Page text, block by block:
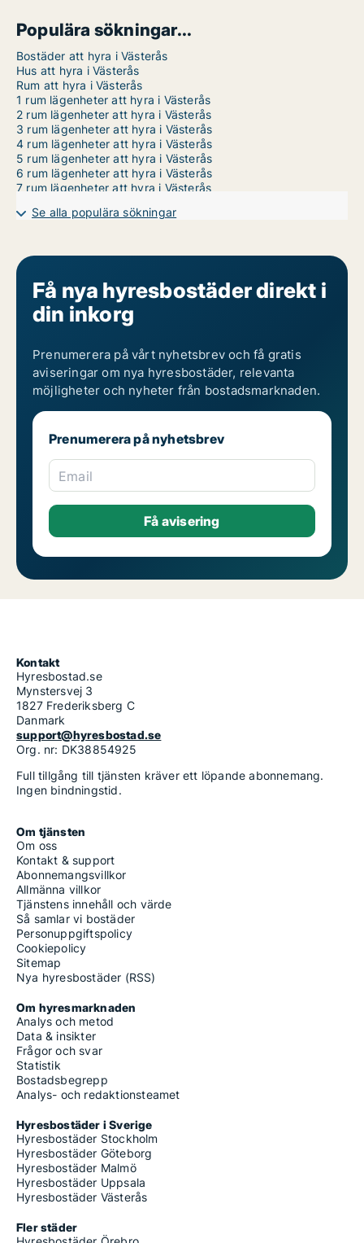
Populära sökningar...
Bostäder att hyra i Västerås
Hus att hyra i Västerås
Rum att hyra i Västerås
1 rum lägenheter att hyra i Västerås
2 rum lägenheter att hyra i Västerås
3 rum lägenheter att hyra i Västerås
4 rum lägenheter att hyra i Västerås
5 rum lägenheter att hyra i Västerås
6 rum lägenheter att hyra i Västerås
7 rum lägenheter att hyra i Västerås
Se alla populära sökningar
Få nya hyresbostäder direkt i
din inkorg
Prenumerera på vårt nyhetsbrev och få gratis
aviseringar om nya hyresbostäder, relevanta
möjligheter och nyheter från bostadsmarknaden.
Prenumerera på nyhetsbrev
Email
Kontakt
Hyresbostad.se
Mynstersvej 3
1827 Frederiksberg C
Danmark
support@hyresbostad.se
Org. nr: DK38854925
Full tillgång till tjänsten kräver ett löpande abonnemang.
Ingen bindningstid.
Om tjänsten
Om oss
Kontakt & support
Abonnemangsvillkor
Allmänna villkor
Tjänstens innehåll och värde
Så samlar vi bostäder
Personuppgiftspolicy
Cookiepolicy
Sitemap
Nya hyresbostäder (RSS)
Om hyresmarknaden
Analys och metod
Data & insikter
Frågor och svar
Statistik
Bostadsbegrepp
Analys- och redaktionsteamet
Hyresbostäder i Sverige
Hyresbostäder Stockholm
Hyresbostäder Göteborg
Hyresbostäder Malmö
Hyresbostäder Uppsala
Hyresbostäder Västerås
Fler städer